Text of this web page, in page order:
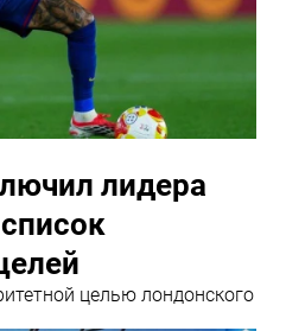
лидера
целью лондонского